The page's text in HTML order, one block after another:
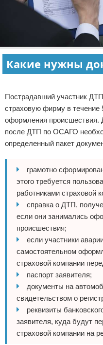
Какие нужны
Пострадавший участник
страховую фирму в течение
оформления происшествия.
после ДТП по ОСАГО
определенный пакет
грамотно
этого требуется
работниками страховой
справка о ДТП,
если они занимались
происшествия;
если участники
самостоятельном
страховой компании
паспорт заявителя;
документы на
свидетельством о
реквизиты
заявителя, куда будут
страховой компании на